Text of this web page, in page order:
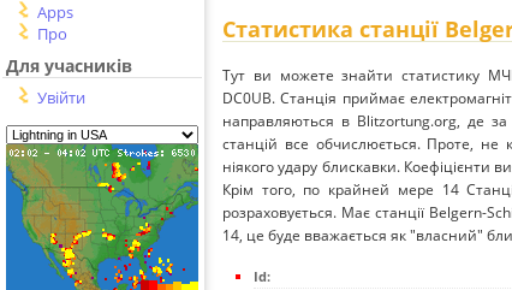
Apps
Про
Для учасників
Увійти
Статистика станції
Тут ви можете знайти статистику
DC0UB. Станція приймає
направляються в Blitzortung.org, де
станцій все обчислюється. Проте, не
ніякого удару блискавки.
Крім того, по крайней мере 14
розраховується. Має станції Belgern-
14, це буде вважається як "власний"
Id: